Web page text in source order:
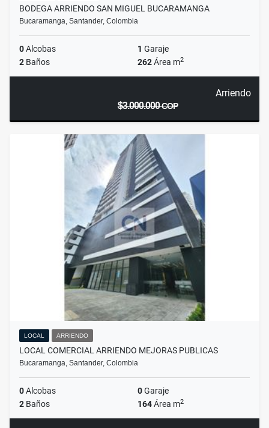
BODEGA ARRIENDO SAN MIGUEL BUCARAMANGA
Bucaramanga, Santander, Colombia
0Alcobas 1 Garaje
2 Baños 262Área m2
Arriendo
$3.000.000COP
LOCAL ARRIENDO
LOCAL COMERCIAL ARRIENDO MEJORAS PUBLICAS
Bucaramanga, Santander, Colombia
0Alcobas 0Garaje
2 Baños 164Área m2